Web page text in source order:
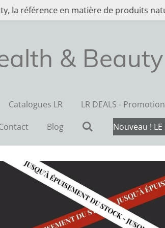
la référence en matière de produits
&
Catalogues LR LR DEALS -
Blog Nouveau ! LE